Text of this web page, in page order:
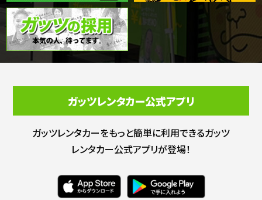
ガッツレンタカー公式アプリ
ガッツレンタカーをもっと簡単に利用できるガッツ
レンタカー公式アプリが登場！